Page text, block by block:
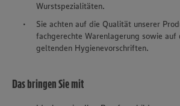
Wurstspezialitäten.
Sie achten auf die Qualität unserer
fachgerechte Warenlagerung sowie
geltenden Hygienevorschriften.
Das bringen Sie mit